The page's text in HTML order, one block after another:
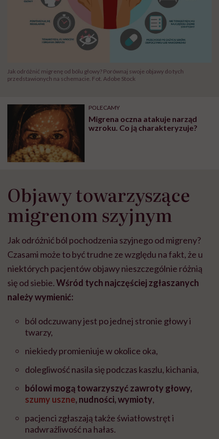
Jak odróżnić migrenę od bólu głowy? Porównaj swoje objawy do tych
przedstawionych na schemacie. Fot. Adobe Stock
POLECAMY
Migrena oczna atakuje narząd
wzroku. Co ją charakteryzuje?
Objawy towarzyszące
migrenom szyjnym
Jak odróżnić ból pochodzenia szyjnego od migreny?
Czasami może to być trudne ze względu na fakt, że u
niektórych pacjentów objawy nieszczególnie różnią
się od siebie.Wśród tych najczęściej zgłaszanych
należy wymienić:
ból odczuwany jest po jednej stronie głowy i
twarzy,
niekiedy promieniuje w okolice oka,
dolegliwość nasila się podczas kaszlu, kichania,
bólowi mogą towarzyszyć zawroty głowy,
szumy uszne, nudności, wymioty,
pacjenci zgłaszają także światłowstręt i
nadwrażliwość na hałas.